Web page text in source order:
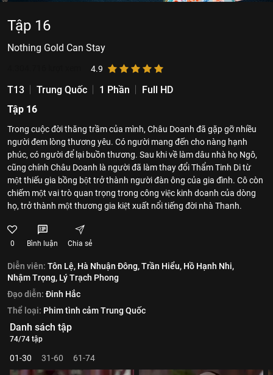
Tập 16
Nothing Gold Can Stay
4.9
T13 Trung Quốc 1 Phần
Full HD
Tập 16
Trong cuộc đời thăng trầm của mình, Châu Doanh đã gặp gỡ nhiều
người đem lòng thương yêu. Có người mang đến cho nàng hạnh
phúc, có người để lại buồn thương. Sau khi về làm dâu nhà họ Ngô,
cũng chính Châu Doanh là người đã làm thay đổi Thẩm Tinh Di từ
một thiếu gia bồng bột trở thành người đàn ông của gia đình. Cô còn
chiếm một vai trò quan trọng trong công việc kinh doanh của dòng
họ, trở thành một thương gia kiệt xuất nổi tiếng đời nhà Thanh.
0 Bình luận Chia sẻ
Diễn viên: Tôn Lệ, Hà Nhuận Đông,Trần Hiểu, Hồ Hạnh Nhi,
Nhậm Trọng, Lý Trạch Phong
Đạo diễn: Đinh Hắc
Thể loại: Phim tình cảm Trung Quốc
Danh sách tập
74/74 tập
01-30 31-60 61-74